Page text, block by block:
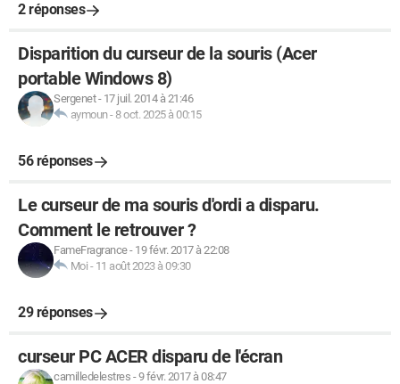
2 réponses
Disparition du curseur de la souris (Acer
portable Windows 8)
Sergenet- 17 juil. 2014 à 21:46
aymoun- 8 oct. 2025 à 00:15
56 réponses
Le curseur de ma souris d'ordi a disparu.
Comment le retrouver ?
FameFragrance- 19 févr. 2017 à 22:08
Moi - 11 août 2023 à 09:30
29 réponses
curseur PC ACER disparu de l'écran
camilledelestres -9 févr. 2017 à 08:47